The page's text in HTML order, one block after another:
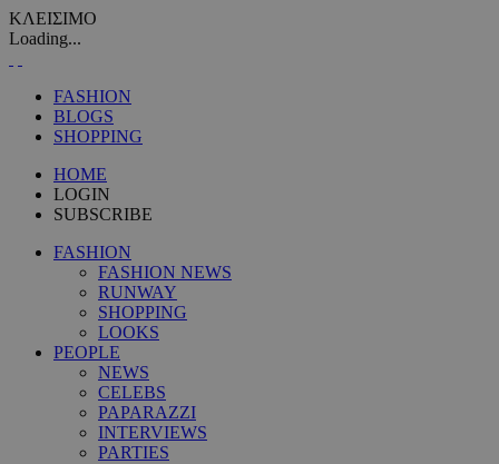
ΚΛΕΙΣΙΜΟ
Loading...
FASHION
BLOGS
SHOPPING
HOME
LOGIN
SUBSCRIBE
FASHION
FASHION NEWS
RUNWAY
SHOPPING
LOOKS
PEOPLE
NEWS
CELEBS
PAPARAZZI
INTERVIEWS
PARTIES